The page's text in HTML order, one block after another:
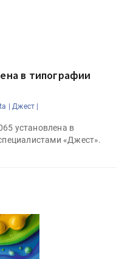
в типографии
| Джест |
установлена в
«Джест».